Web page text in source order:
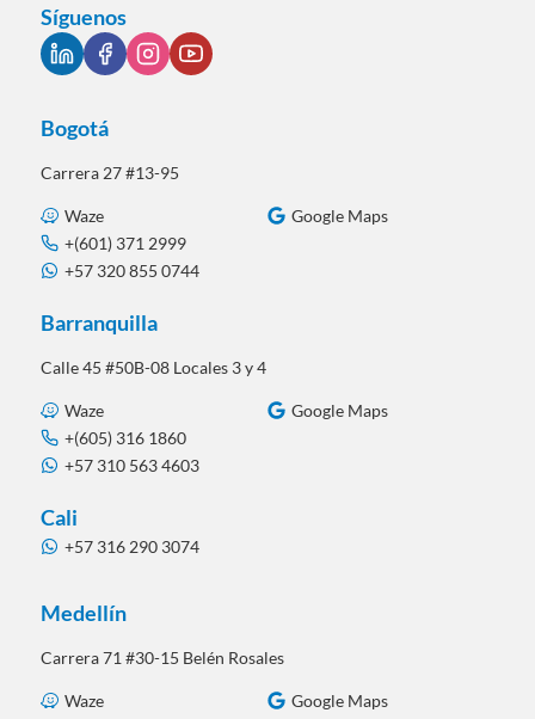
Síguenos
Bogotá
Carrera 27 #13-95
Waze
Google Maps
+(601) 371 2999
+57 320 855 0744
Barranquilla
Calle 45 #50B-08 Locales 3 y 4
Waze
Google Maps
+(605) 316 1860
+57 310 563 4603
Cali
+57 316 290 3074
Medellín
Carrera 71 #30-15 Belén Rosales
Waze
Google Maps